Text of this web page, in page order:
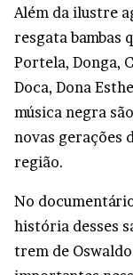
Além da ilustre
resgata bambas
Portela, Donga,
Doca, Dona
música negra
novas gerações
região.
No
história desses
trem de